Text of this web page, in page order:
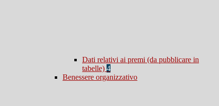
Dati relativi ai premi (da pubblicare in
tabelle) 4
Benessere organizzativo